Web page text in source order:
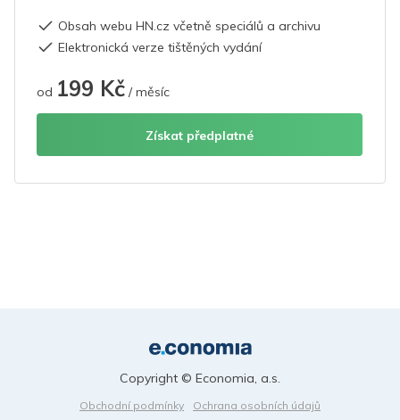
Obsah webu HN.cz včetně speciálů a archivu
Elektronická verze tištěných vydání
od 199 Kč / měsíc
Získat předplatné
Obchodní podmínky
Ochrana osobních údajů
Copyright © Economia, a.s.